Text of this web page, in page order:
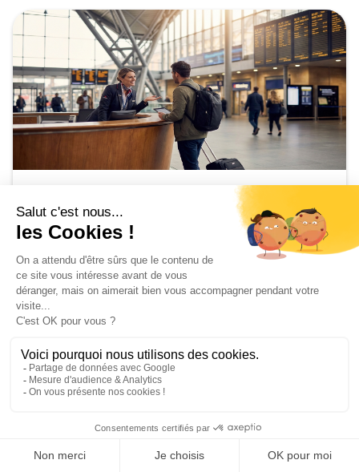
Soft Skills for Transport & Passenger
February 16, 2026